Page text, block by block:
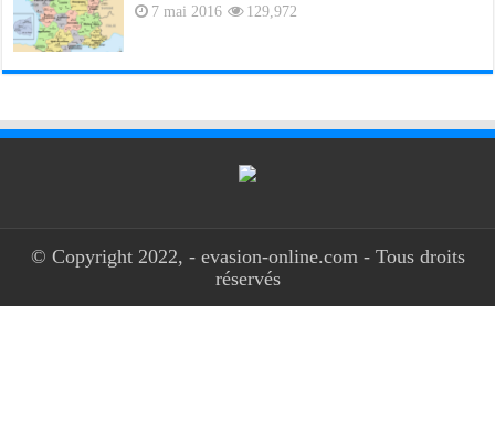
7 mai 2016 129,972
© Copyright 2022, - evasion-online.com - Tous droits
réservés